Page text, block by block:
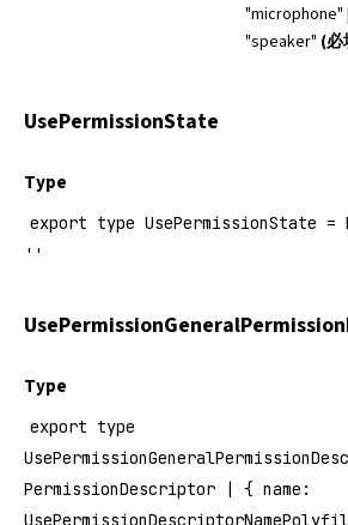
"microphone"
"speaker" (必
UsePermissionState
Type
export type UsePermissionState =
''
Type
export type
PermissionDescriptor | { name: